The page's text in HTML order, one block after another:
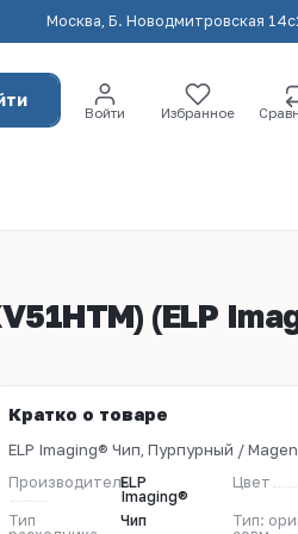
Москва, Б. Новодмитровская
Войти Избранное
(ELP
Кратко о товаре
ELP Imaging® Чип, Пурпурный /
ПроизводительELP
Imaging®
Цвет
Тип
Чип
Тип: